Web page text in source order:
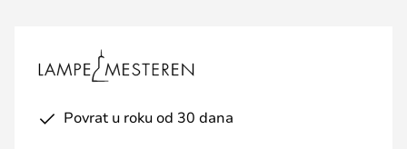
Povrat u roku od 30 dana